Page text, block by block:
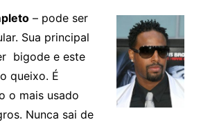
– pode ser
Sua principal
bigode e este
queixo. É
o mais usado
Nunca sai de